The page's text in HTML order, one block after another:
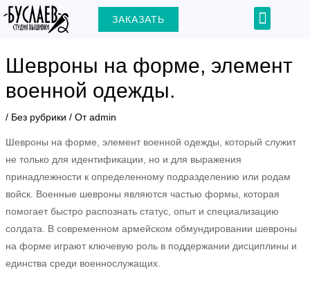
Перейти
ЗАКАЗАТЬ Menu
Шевроны на форме, элемент
военной одежды.
/ Без рубрики / Отadmin
Шевроны на форме, элемент военной одежды, который служит
не только для идентификации, но и для выражения
принадлежности к определенному подразделению или родам
войск. Военные шевроны являются частью формы, которая
помогает быстро распознать статус, опыт и специализацию
солдата. В современном армейском обмундировании шевроны
на форме играют ключевую роль в поддержании дисциплины и
единства среди военнослужащих.
Навигация
по